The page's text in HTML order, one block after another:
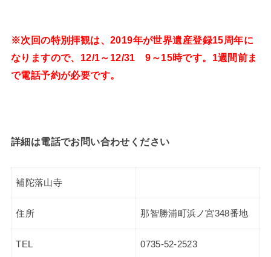
※次回の特別拝観は、2019年が世界遺産登録15周年に
なりますので、12/1～12/31 9～15時です。1週間前ま
で電話予約が必要です。
詳細は電話でお問い合わせください
補陀落山寺
住所 那智勝浦町浜ノ宮348番地
TEL 0735-52-2523